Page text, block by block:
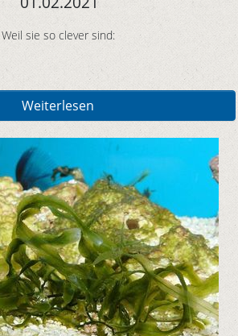
Weil sie so clever sind:
Weiterlesen